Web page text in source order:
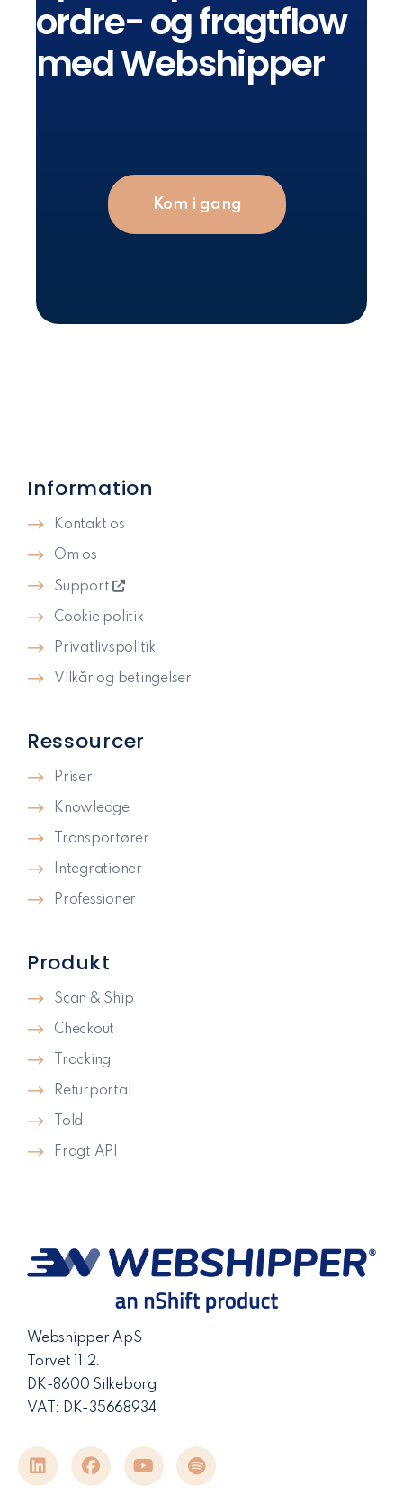
ordre- og fragtflow
med Webshipper
Kom i gang
Webshipper ApS
Torvet 11,2.
DK-8600 Silkeborg
VAT: DK-35668934
Produkt
Scan & Ship
Checkout
Tracking
Returportal
Told
Fragt API
Ressourcer
Priser
Knowledge
Transportører
Integrationer
Professioner
Information
Kontakt os
Om os
Support
Cookie politik
Privatlivspolitik​
Vilkår og betingelser